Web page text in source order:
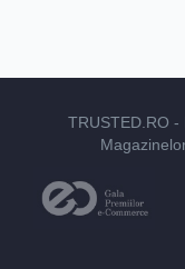
TRUSTED.RO -